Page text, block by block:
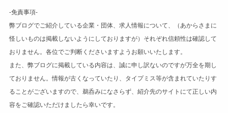
-免責事項-
弊ブログでご紹介している企業・団体、求人情報について、（あからさまに
怪しいものは掲載しないようにしておりますが）それぞれ信頼性は確認して
おりません。各位でご判断くださいますようお願いいたします。
また、弊ブログに掲載している内容は、誠に申し訳ないのですが万全を期し
ておりません。情報が古くなっていたり、タイプミス等が含まれていたりす
ることがございますので、鵜呑みになさらず、紹介先のサイトにて正しい内
容をご確認いただけましたら幸いです。